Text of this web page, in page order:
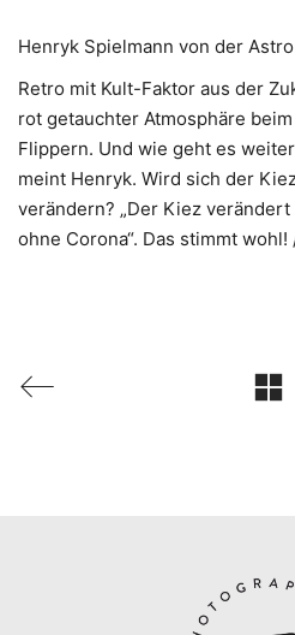
Henryk Spielmann von der Astro
Retro mit Kult-Faktor aus der
rot getauchter Atmosphäre
Flippern. Und wie geht es
meint Henryk. Wird sich der
verändern? „Der Kiez
ohne Corona“. Das stimmt wohl!